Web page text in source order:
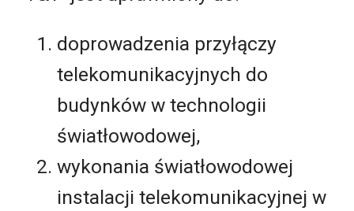
doprowadzenia przyłączy
telekomunikacyjnych do
budynków w technologii
światłowodowej,
wykonania światłowodowej
instalacji telekomunikacyjnej w